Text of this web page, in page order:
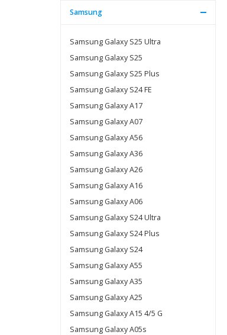
Samsung
Samsung Galaxy S25 Ultra
Samsung Galaxy S25
Samsung Galaxy S25 Plus
Samsung Galaxy S24 FE
Samsung Galaxy A17
Samsung Galaxy A07
Samsung Galaxy A56
Samsung Galaxy A36
Samsung Galaxy A26
Samsung Galaxy A16
Samsung Galaxy A06
Samsung Galaxy S24 Ultra
Samsung Galaxy S24 Plus
Samsung Galaxy S24
Samsung Galaxy A55
Samsung Galaxy A35
Samsung Galaxy A25
Samsung Galaxy A15 4/5 G
Samsung Galaxy A05s